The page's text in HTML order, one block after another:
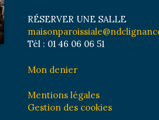
RÉSERVER UNE SALLE
Tél : 01 46 06 06 51
Mon denier
Mentions légales
Gestion des cookies